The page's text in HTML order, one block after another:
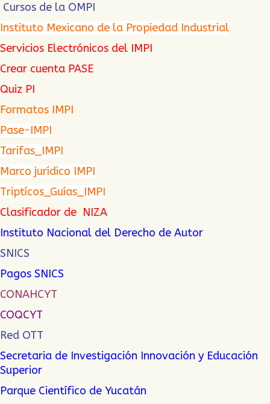
Cursos de la OMPI
Instituto Mexicano de la Propiedad Industrial
Servicios Electrónicos del IMPI
Crear cuenta PASE
Quiz PI
Formatos IMPI
Pase-IMPI
Tarifas_IMPI
Marco jurídico IMPI
Triptícos_Guías_IMPI
Clasificador de NIZA
Instituto Nacional del Derecho de Autor
SNICS
Pagos SNICS
CONAHCYT
COQCYT
Red OTT
Secretaria de Investigación Innovación y Educación
Superior
Parque Científico de Yucatán